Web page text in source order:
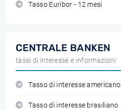
Tasso Euribor - 12 mesi
CENTRALE BANKEN
tassi di interesse e informazioni
Tasso di interesse americano
Tasso di interesse brasiliano